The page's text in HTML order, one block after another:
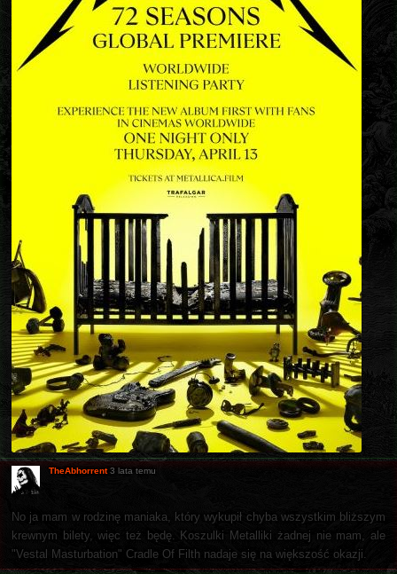
TheAbhorrent 3 lata temu
No ja mam w rodzinę maniaka, który wykupił chyba wszystkim bliższym
krewnym bilety, więc też będę. Koszulki Metalliki żadnej nie mam, ale
"Vestal Masturbation" Cradle Of Filth nadaje się na większość okazji.